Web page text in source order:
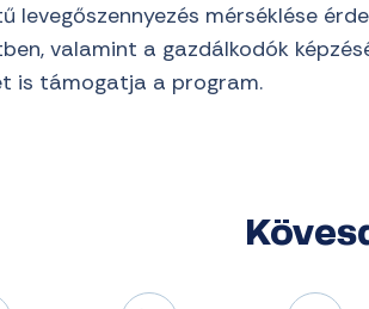
levegőszennyezés mérséklése
valamint a gazdálkodók
is támogatja a program.